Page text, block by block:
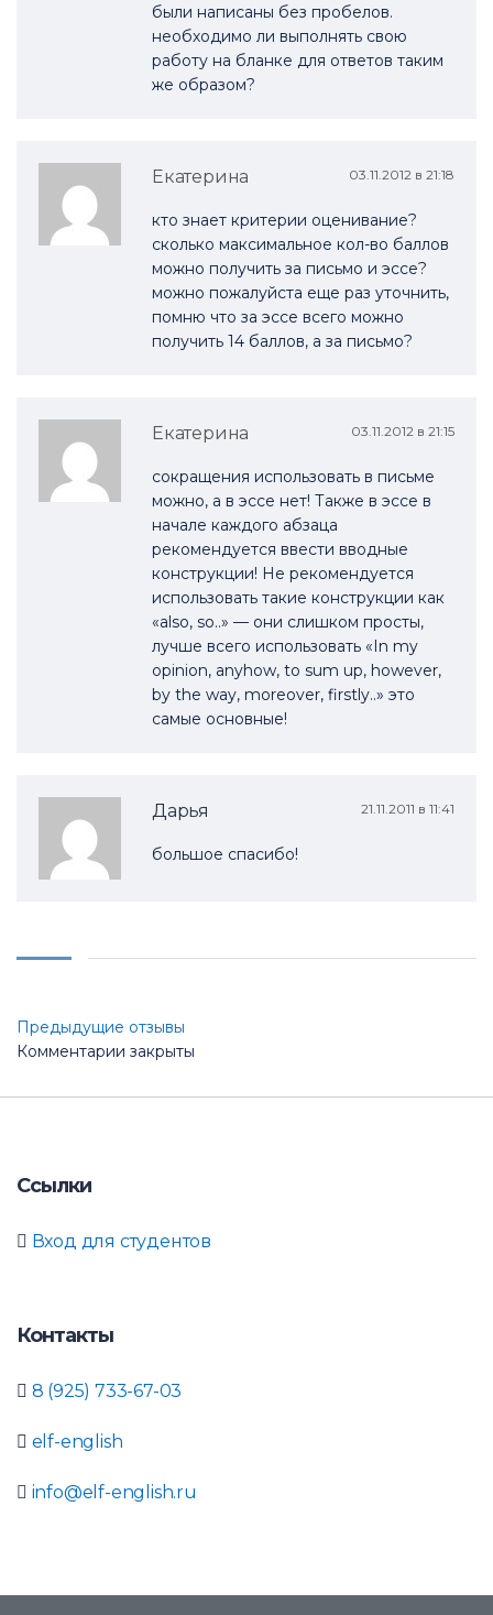
были написаны без пробелов.
необходимо ли выполнять свою
работу на бланке для ответов таким
же образом?
Екатерина 03.11.2012 в 21:18
кто знает критерии оценивание?
сколько максимальное кол-во баллов
можно получить за письмо и эссе?
можно пожалуйста еще раз уточнить,
помню что за эссе всего можно
получить 14 баллов, а за письмо?
Екатерина 03.11.2012 в 21:15
сокращения использовать в письме
можно, а в эссе нет! Также в эссе в
начале каждого абзаца
рекомендуется ввести вводные
конструкции! Не рекомендуется
использовать такие конструкции как
«also, so..» — они слишком просты,
лучше всего использовать «In my
opinion, anyhow, to sum up, however,
by the way, moreover, firstly..» это
самые основные!
Дарья 21.11.2011 в 11:41
большое спасибо!
Прокомментируйте
Предыдущие отзывы
Комментарии закрыты
Ссылки
Вход для студентов
Контакты
8 (925) 733-67-03
elf-english
info@elf-english.ru